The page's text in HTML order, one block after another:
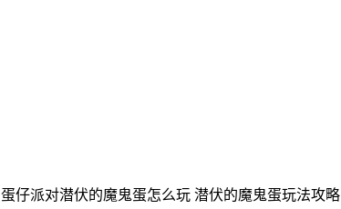
蛋仔派对潜伏的魔鬼蛋怎么玩 潜伏的魔鬼蛋玩法攻略